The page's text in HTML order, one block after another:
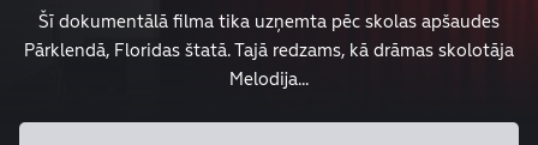
Šī dokumentālā filma tika uzņemta pēc skolas apšaudes
Pārklendā, Floridas štatā. Tajā redzams, kā drāmas skolotāja
Melodija...